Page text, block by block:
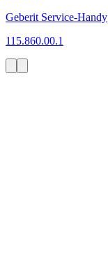
Geberit Service-Handy
115.860.00.1